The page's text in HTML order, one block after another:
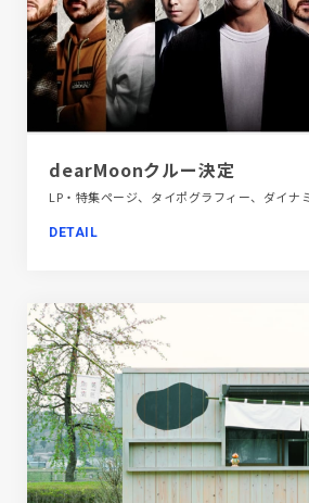
dearMoonクルー決定
DETAIL